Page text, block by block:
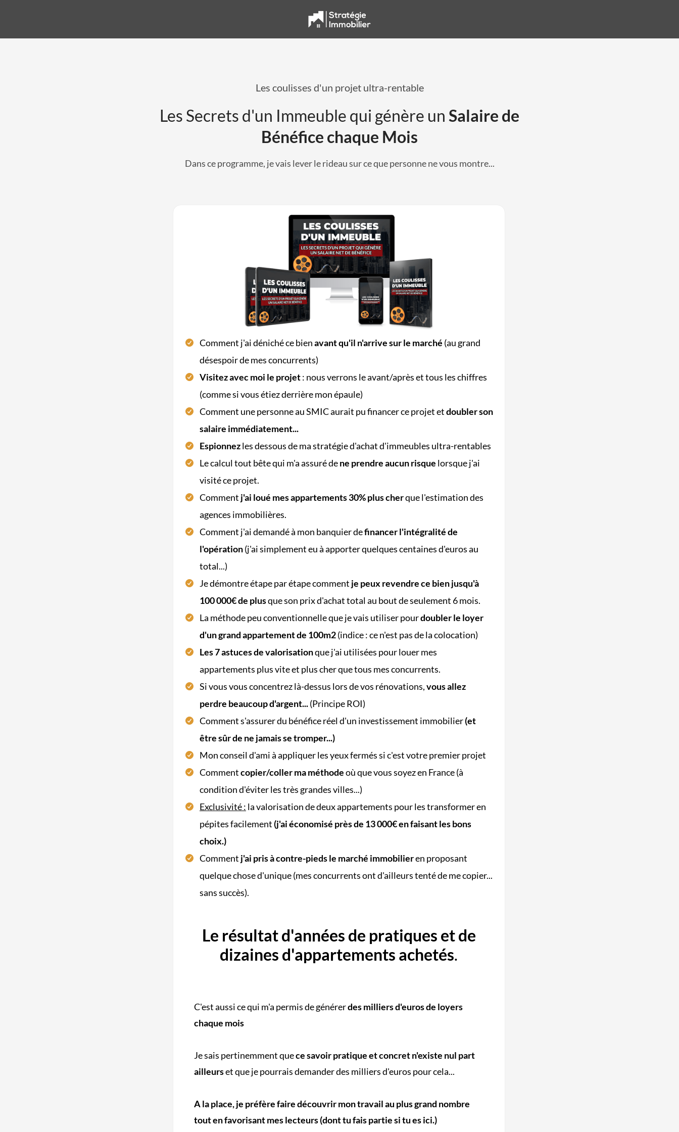
Les coulisses d'un projet ultra-rentable
Les Secrets d'un Immeuble qui génère un Salaire de
Bénéfice chaque Mois
Dans ce programme, je vais lever le rideau sur ce que personne ne vous montre...
Comment j'ai déniché ce bienavant qu'il n'arrive sur le marché (au grand
désespoir de mes concurrents)
Visitez avec moi le projet: nous verrons le avant/après et tous les chiffres
(comme si vous étiez derrière mon épaule)
Comment une personne au SMIC aurait pu financer ce projet etdoubler son
salaire immédiatement...
Espionnezles dessous de ma stratégie d'achat d'immeubles ultra-rentables
Le calcul tout bête qui m'a assuré dene prendre aucun risque lorsque j'ai
visité ce projet.
Comment j'ai loué mes appartements 30% plus cherque l'estimation des
agences immobilières.
Comment j'ai demandé à mon banquier definancer l'intégralité de
l'opération(j'ai simplement eu à apporter quelques centaines d'euros au
total...)
Je démontre étape par étape comment je peux revendre ce bien jusqu'à
100 000€ de plusque son prix d'achat total au bout de seulement 6 mois.
La méthode peu conventionnelle que je vais utiliser pourdoubler le loyer
d'un grand appartement de 100m2(indice : ce n'est pas de la colocation)
Les 7 astuces de valorisationque j'ai utilisées pour louer mes
appartements plus vite et plus cher que tous mes concurrents.
Si vous vous concentrez là-dessus lors de vos rénovations,vous allez
perdre beaucoup d'argent...(Principe ROI)
Comment s'assurer du bénéfice réel d'un investissement immobilier(et
être sûr de ne jamais se tromper...)
Mon conseil d'ami à appliquer les yeux fermés si c'est votre premier projet
Commentcopier/coller ma méthodeoù que vous soyez en France (à
condition d'éviter les très grandes villes...)
Exclusivité : la valorisation de deux appartements pour les transformer en
pépites facilement (j'ai économisé près de 13 000€ en faisant les bons
choix.)
Comment j'ai pris à contre-pieds le marché immobilieren proposant
quelque chose d'unique (mes concurrents ont d'ailleurs tenté de me copier...
sans succès).
Le résultat d'années de pratiques et de
dizaines d'appartements achetés.
C'est aussi ce qui m'a permis de générerdes milliers d'euros de loyers
chaque mois
Je sais pertinemment quece savoir pratique et concret n'existe nul part
ailleurset que je pourrais demander des milliers d'euros pour cela...
A la place, je préfère faire découvrir mon travail au plus grand nombre
tout en favorisant mes lecteurs (dont tu fais partie si tu es ici.)